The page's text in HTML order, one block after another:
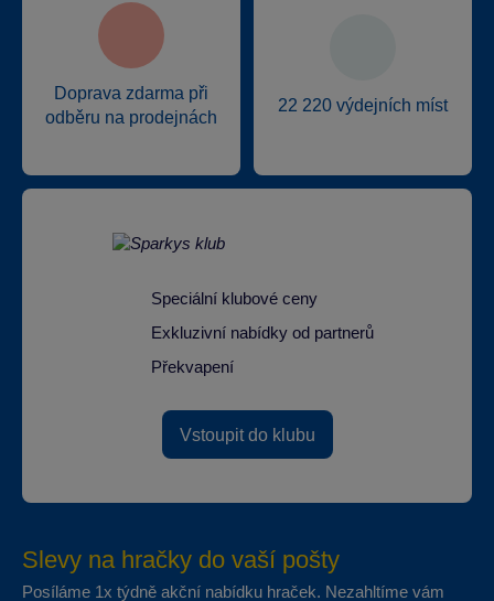
Doprava zdarma při
odběru na prodejnách
22 220 výdejních míst
Speciální klubové ceny
Exkluzivní nabídky od partnerů
Překvapení
Vstoupit do klubu
Slevy na hračky do vaší pošty
Posíláme 1x týdně akční nabídku hraček. Nezahltíme vám